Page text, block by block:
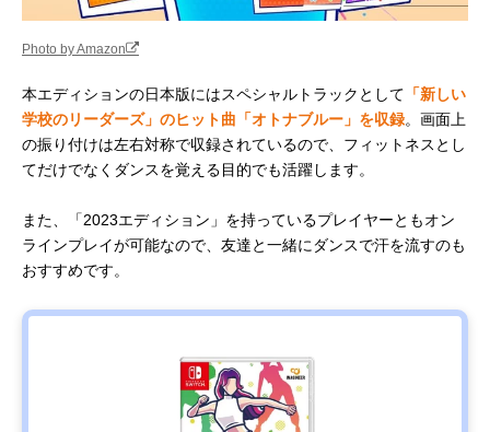
Photo by Amazon
本エディションの日本版にはスペシャルトラックとして 「新しい
学校のリーダーズ」のヒット曲「オトナブルー」を収録。画面上
の振り付けは左右対称で収録されているので、フィットネスとし
てだけでなくダンスを覚える目的でも活躍します。
また、「2023エディション」を持っているプレイヤーともオン
ラインプレイが可能なので、友達と一緒にダンスで汗を流すのも
おすすめです。